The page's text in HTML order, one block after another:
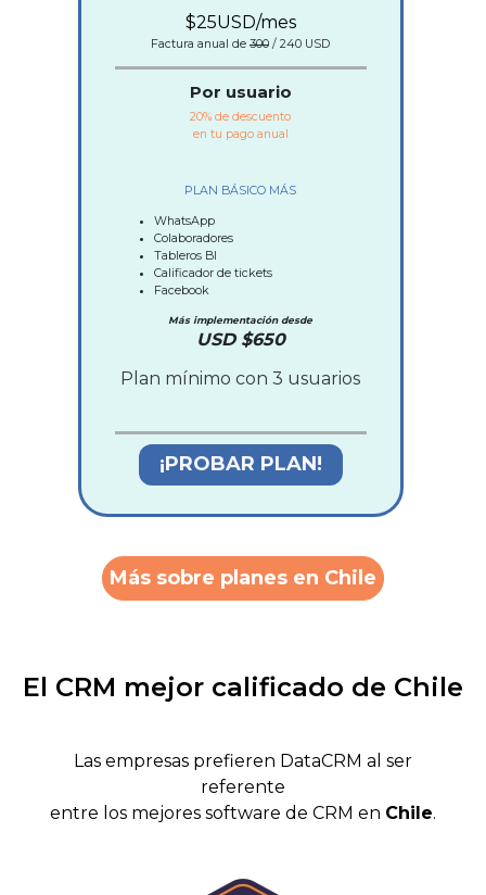
$25USD/mes
Factura anual de 300 / 240 USD
Por usuario
20% de descuento
en tu pago anual
PLAN BÁSICO MÁS
WhatsApp
Colaboradores
Tableros BI
Calificador de tickets
Facebook
Más implementación desde
USD $650
Plan mínimo con 3 usuarios
¡PROBAR PLAN!
Más sobre planes en Chile
El CRM mejor calificado de Chile
Las empresas prefieren DataCRM al ser
referente
entre los mejores software de CRM en Chile.